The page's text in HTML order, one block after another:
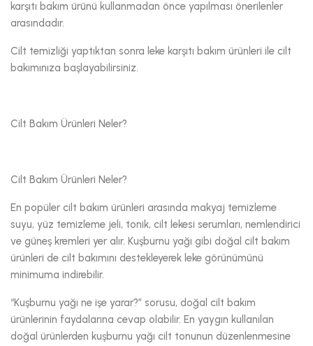
karşıtı bakım ürünü kullanmadan önce yapılması önerilenler
arasındadır.
Cilt temizliği yaptıktan sonra leke karşıtı bakım ürünleri ile cilt
bakımınıza başlayabilirsiniz.
Cilt Bakım Ürünleri Neler?
Cilt Bakım Ürünleri Neler?
En popüler cilt bakım ürünleri arasında makyaj temizleme
suyu, yüz temizleme jeli, tonik, cilt lekesi serumları, nemlendirici
ve güneş kremleri yer alır. Kuşburnu yağı gibi doğal cilt bakım
ürünleri de cilt bakımını destekleyerek leke görünümünü
minimuma indirebilir.
“Kuşburnu yağı ne işe yarar?” sorusu, doğal cilt bakım
ürünlerinin faydalarına cevap olabilir. En yaygın kullanılan
doğal ürünlerden kuşburnu yağı cilt tonunun düzenlenmesine